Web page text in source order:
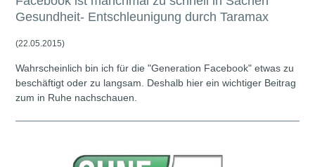
Gesundheit- Entschleunigung durch Taramax
(22.05.2015)
Wahrscheinlich bin ich für die "Generation Facebook" etwas zu
beschäftigt oder zu langsam. Deshalb hier ein wichtiger Beitrag
zum in Ruhe nachschauen.